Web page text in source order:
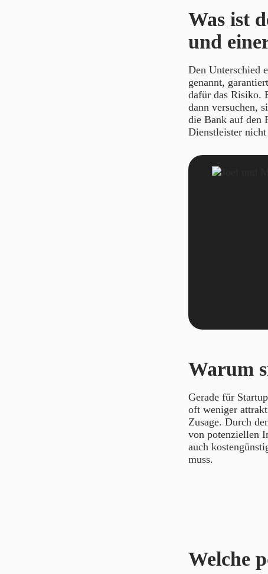
Was ist
und
Den Unterschied
genannt,
dafür das Risiko.
dann versuchen,
die Bank auf den
Dienstleister
Warum
Gerade für
oft weniger
Zusage. Durch
von potenziellen
auch
muss.
Welche